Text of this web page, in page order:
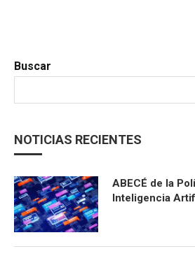
Buscar
NOTICIAS RECIENTES
ABECÉ de la
Inteligencia